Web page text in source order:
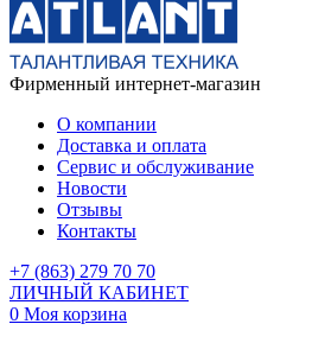
Фирменный интернет-магазин
О компании
Доставка и оплата
Сервис и обслуживание
Новости
Отзывы
Контакты
+7 (863) 279 70 70
ЛИЧНЫЙ КАБИНЕТ
0 Моя корзина